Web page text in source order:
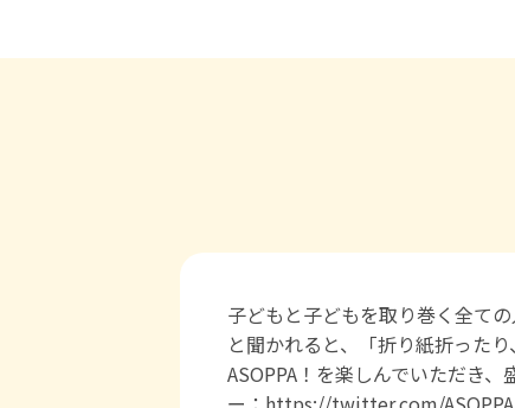
子どもと子どもを取り巻く全て
と聞かれると、「折り紙折った
ASOPPA！を楽しんでいただ